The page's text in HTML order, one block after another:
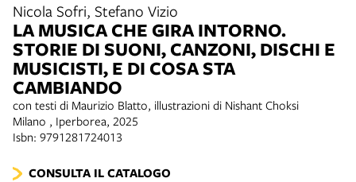
Nicola Sofri, Stefano Vizio
LA MUSICA CHE GIRA INTORNO.
STORIE DI SUONI, CANZONI, DISCHI E
MUSICISTI, E DI COSA STA
CAMBIANDO
con testi di Maurizio Blatto, illustrazioni di Nishant Choksi
Milano , Iperborea, 2025
Isbn: 9791281724013
CONSULTA IL CATALOGO